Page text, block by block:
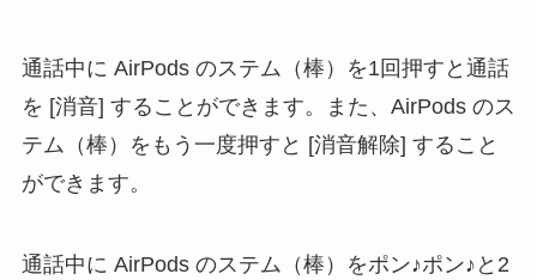
通話中に AirPods のステム（棒）を1回押すと通話
を [消音] することができます。また、AirPods のス
テム（棒）をもう一度押すと [消音解除] すること
ができます。
通話中に AirPods のステム（棒）をポン♪ポン♪と2